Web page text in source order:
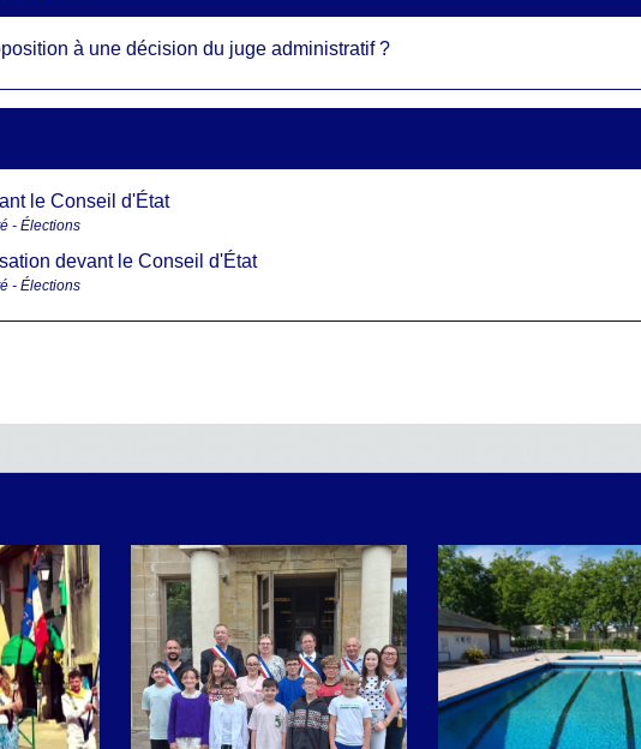
à une décision du juge administratif ?
le Conseil d'État
- Élections
devant le Conseil d'État
- Élections